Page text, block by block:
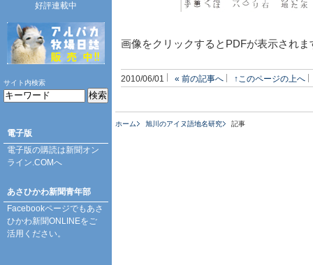
画像をクリックするとPDFが表示されま
2010/06/01 « 前の記事へ ↑このページの上へ
ホーム 旭川のアイヌ語地名研究 記事
好評連載中
サイト内検索
電子版
電子版の購読は新聞オン
ライン.COMへ
あさひかわ新聞青年部
Facebookページでもあさ
ひかわ新聞ONLINEをご
活用ください。